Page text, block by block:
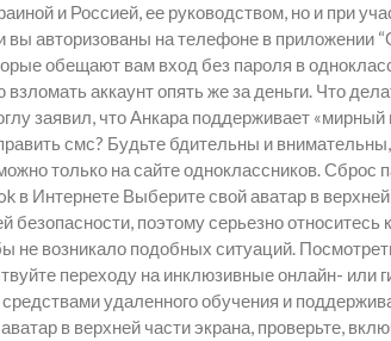
и Россией, ее руководством, но и при
авторизованы на телефоне в приложении
обещают вам вход без пароля в
аккаунт опять же за деньги. Что
заявил, что Анкара поддерживает «мирный
смс? Будьте бдительны и
только на сайте одноклассников.
Интернете Выберите свой аватар в
безопасности, поэтому серьезно относитесь
не возникало подобных ситуаций.
переходу на инклюзивные онлайн- или
удаленного обучения и
в верхней части экрана, проверьте,